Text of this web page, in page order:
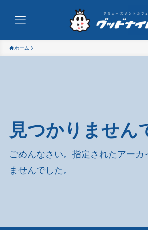
ホーム
見つかりません
ごめんなさい。指定されたアーカ
ませんでした。